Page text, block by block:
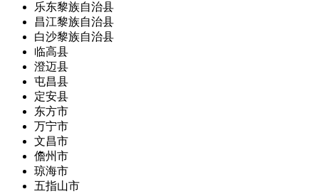
乐东黎族自治县
昌江黎族自治县
白沙黎族自治县
临高县
澄迈县
屯昌县
定安县
东方市
万宁市
文昌市
儋州市
琼海市
五指山市